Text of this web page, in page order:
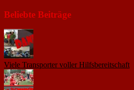
Beliebte Beiträge
Viele Transporter voller Hilfsbereitschaft